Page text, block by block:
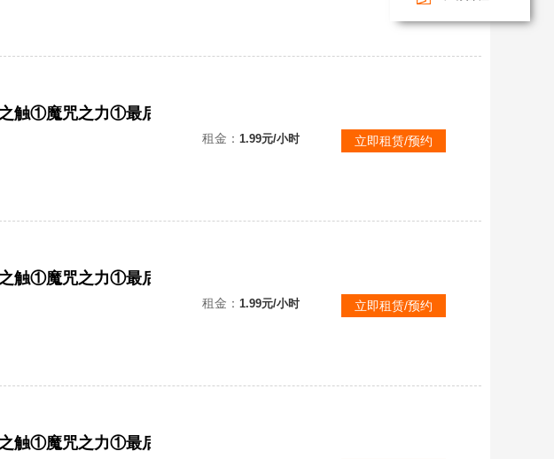
租金： 1.99元/小时 立即租赁/预约
租金： 1.99元/小时 立即租赁/预约